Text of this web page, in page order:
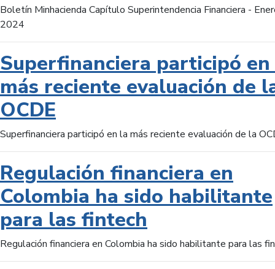
Boletín Minhacienda Capítulo Superintendencia Financiera -
2024
Superfinanciera participó
más reciente evaluación de
OCDE
Superfinanciera participó en la más reciente evaluación de la
Regulación financiera en
Colombia ha sido habilitante
para las fintech
Regulación financiera en Colombia ha sido habilitante para las